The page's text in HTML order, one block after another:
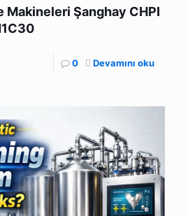
Makineleri Şanghay CHPI
0 Devamını oku